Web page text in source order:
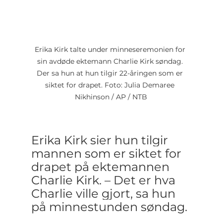
Erika Kirk talte under minneseremonien for
sin avdøde ektemann Charlie Kirk søndag.
Der sa hun at hun tilgir 22-åringen som er
siktet for drapet. Foto: Julia Demaree
Nikhinson / AP / NTB
Erika Kirk sier hun tilgir
mannen som er siktet for
drapet på ektemannen
Charlie Kirk. – Det er hva
Charlie ville gjort, sa hun
på minnestunden søndag.